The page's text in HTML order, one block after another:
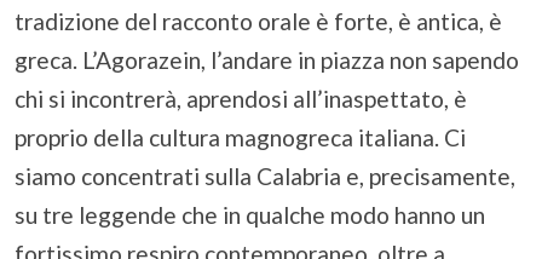
tradizione del racconto orale è forte, è antica, è
greca. L’Agorazein, l’andare in piazza non sapendo
chi si incontrerà, aprendosi all’inaspettato, è
proprio della cultura magnogreca italiana. Ci
siamo concentrati sulla Calabria e, precisamente,
su tre leggende che in qualche modo hanno un